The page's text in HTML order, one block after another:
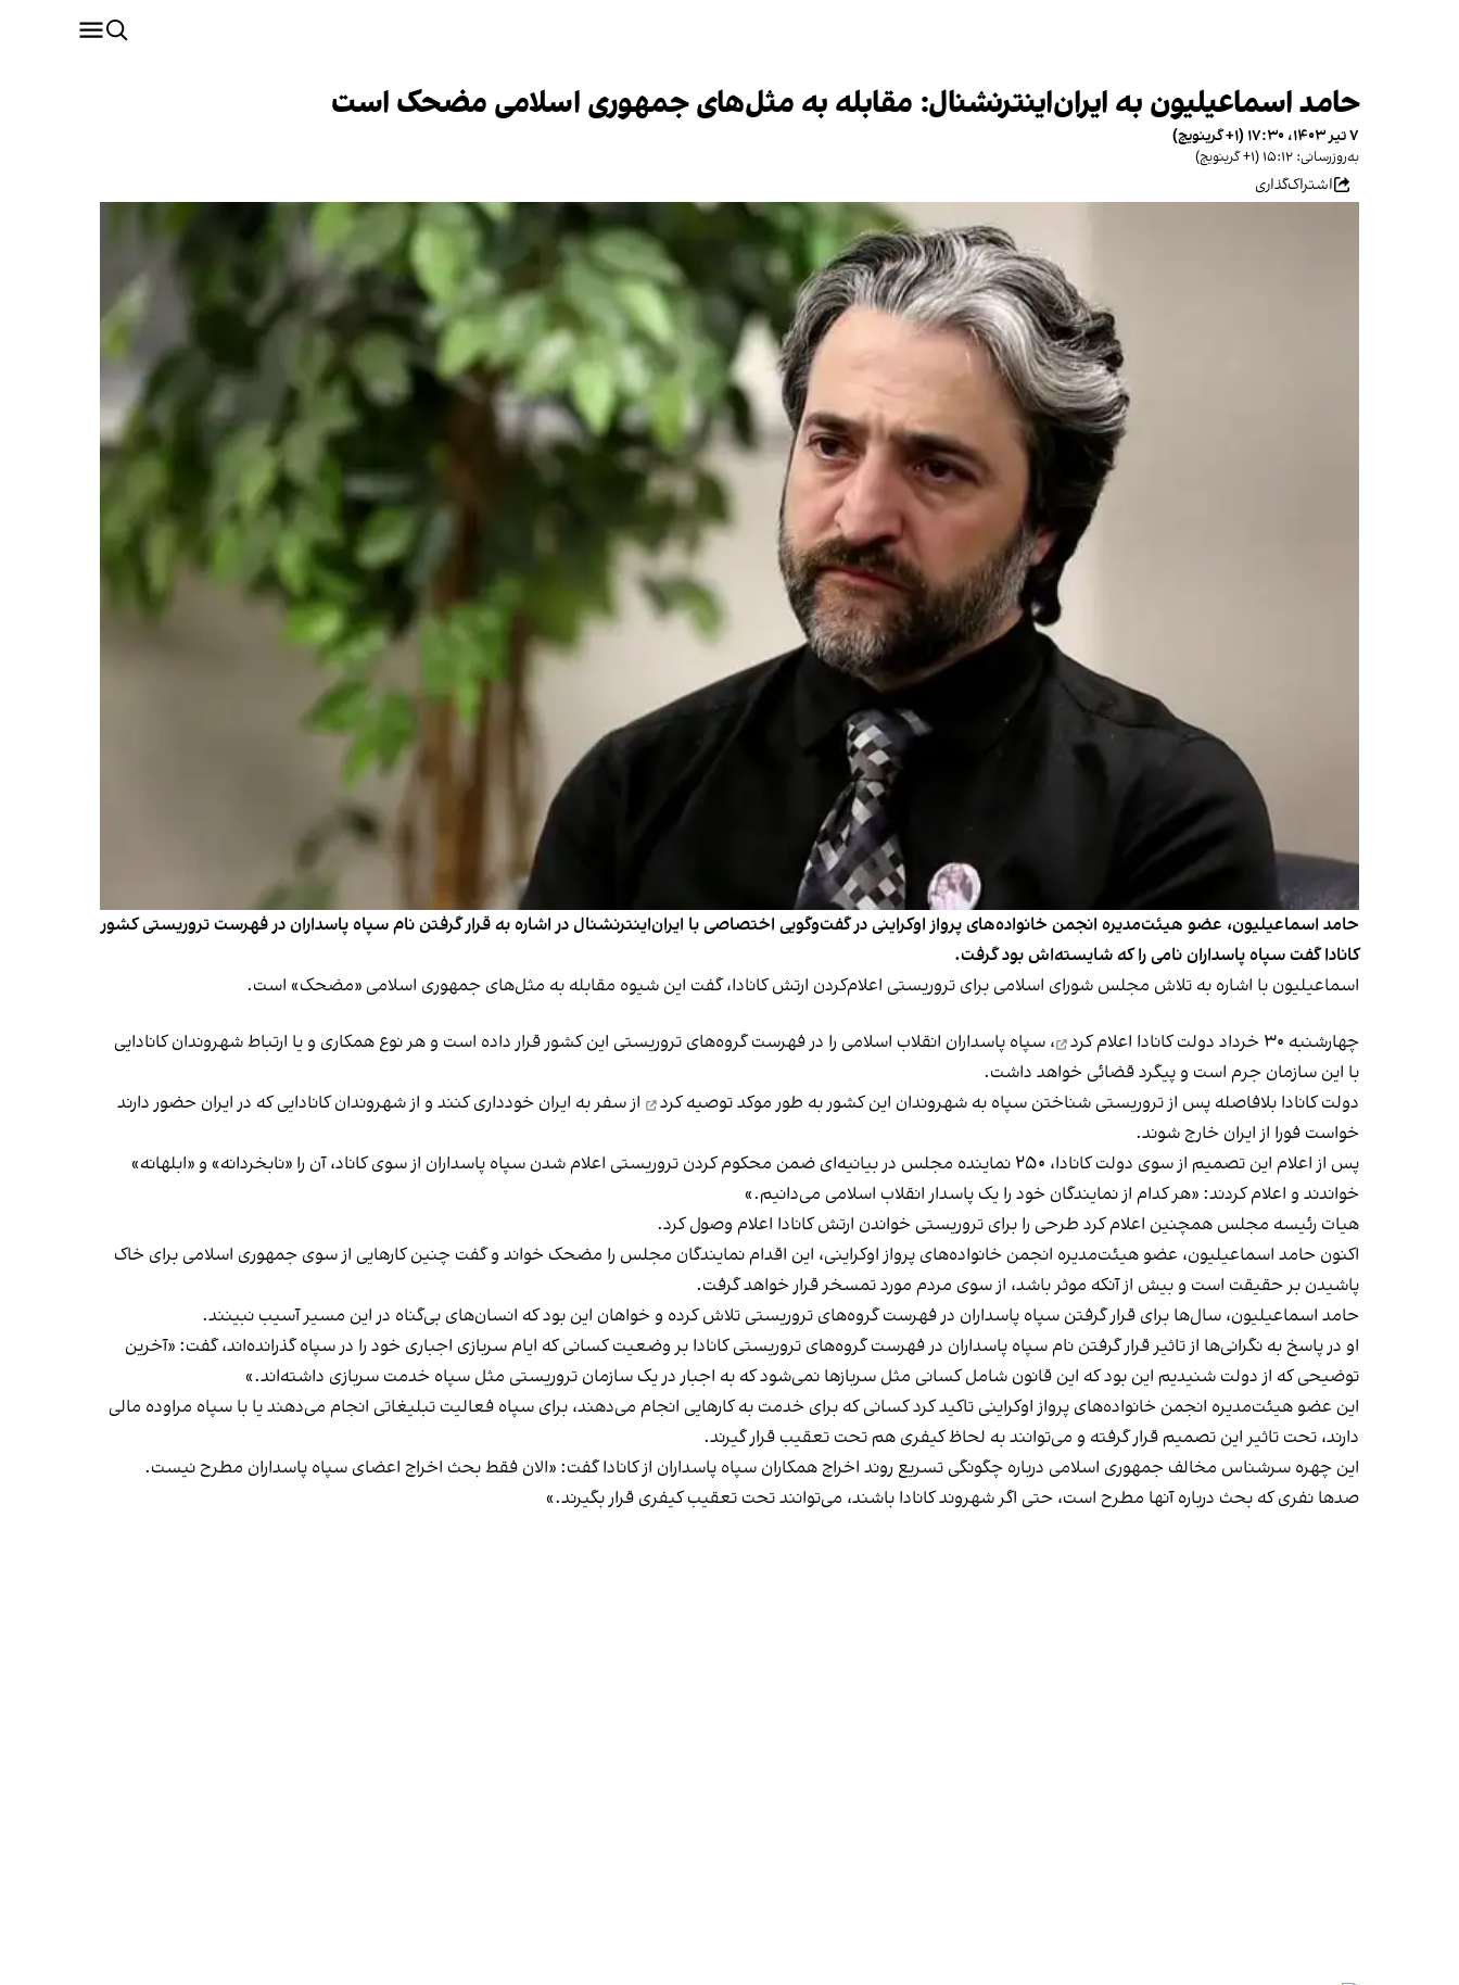
حامد اسماعیلیون به ایران‌اینترنشنال: مقابله به مثل‌های جمهوری اسلامی مضحک است
۷ تیر ۱۴۰۳، ۱۷:۳۰ (‎+۱ گرینویچ)
به‌روزرسانی: ۱۵:۱۲ (‎+۱ گرینویچ)
اشتراک‌گذاری
حامد اسماعیلیون، عضو هیئت‌مدیره انجمن خانواده‌های پرواز اوکراینی در گفت‌وگویی اختصاصی با ایران‌اینترنشنال در اشاره به قرار گرفتن نام سپاه پاسداران در فهرست تروریستی کشور
کانادا گفت سپاه پاسداران نامی را که شایسته‌اش بود گرفت.
اسماعیلیون با اشاره به تلاش مجلس شورای اسلامی برای تروریستی اعلام‌کردن ارتش کانادا، گفت این شیوه مقابله به مثل‌های جمهوری اسلامی «مضحک» است.
چهارشنبه ۳۰ خرداد دولت کانادا اعلام کرد
، سپاه پاسداران انقلاب اسلامی را در فهرست گروه‌های تروریستی این کشور قرار داده است و هر نوع همکاری و یا ارتباط شهروندان کانادایی
با این سازمان جرم است و پیگرد قضائی خواهد داشت.
دولت کانادا بلافاصله پس از تروریستی شناختن سپاه به شهروندان این کشور به طور موکدتوصیه کرد
از سفر به ایران خودداری کنند و از شهروندان کانادایی که در ایران حضور دارند
خواست فورا از ایران خارج شوند.
پس از اعلام این تصمیم از سوی دولت کانادا، ۲۵۰ نماینده مجلس در بیانیه‌ای ضمن محکوم کردن تروریستی اعلام شدن سپاه پاسداران از سوی کاناد، آن را «نابخردانه» و «ابلهانه»
خواندند و اعلام کردند: «هر کدام از نمایندگان خود را یک پاسدار انقلاب اسلامی می‌دانیم.»
هیات رئیسه مجلس همچنین اعلام کرد طرحی را برای تروریستی خواندن ارتش کانادا اعلام وصول کرد.
اکنون حامد اسماعیلیون، عضو هیئت‌مدیره انجمن خانواده‌های پرواز اوکراینی، این اقدام نمایندگان مجلس را مضحک خواند و گفت چنین کارهایی از سوی جمهوری اسلامی برای خاک
پاشیدن بر حقیقت است و بیش از آنکه موثر باشد، از سوی مردم مورد تمسخر قرار خواهد گرفت.
حامد اسماعیلیون، سال‌ها برای قرار گرفتن سپاه پاسداران در فهرست گروه‌های تروریستی تلاش کرده و خواهان این بود که انسان‌های بی‌گناه در این مسیر آسیب نبینند.
او در پاسخ به نگرانی‌ها از تاثیر قرار گرفتن نام سپاه پاسداران در فهرست گروه‌های تروریستی کانادا بر وضعیت کسانی که ایام سربازی اجباری خود را در سپاه گذرانده‌اند، گفت: «آخرین
توضیحی که از دولت شنیدیم این بود که این قانون شامل کسانی مثل سربازها نمی‌شود که به اجبار در یک سازمان تروریستی مثل سپاه خدمت سربازی داشته‌اند.»
این عضو هیئت‌مدیره انجمن خانواده‌های پرواز اوکراینی تاکید کرد کسانی که برای خدمت به کارهایی انجام می‌دهند، برای سپاه فعالیت تبلیغاتی انجام می‌دهند یا با سپاه مراوده مالی
دارند، تحت تاثیر این تصمیم قرار گرفته و می‌توانند به لحاظ کیفری هم تحت تعقیب قرار گیرند.
این چهره سرشناس مخالف جمهوری اسلامی درباره چگونگی تسریع روند اخراج همکاران سپاه پاسداران از کانادا گفت: «الان فقط بحث اخراج اعضای سپاه پاسداران مطرح نیست.
صدها نفری که بحث درباره آنها مطرح است، حتی اگر شهروند کانادا باشند، می‌توانند تحت تعقیب کیفری قرار بگیرند.»